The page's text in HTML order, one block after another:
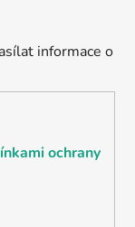
informace o
ochrany